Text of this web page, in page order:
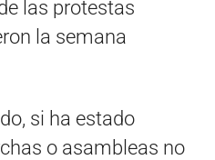
las protestas
la semana
si ha estado
o asambleas no